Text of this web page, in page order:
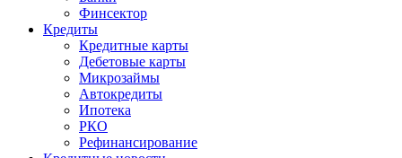
Финсектор
Кредиты
Кредитные карты
Дебетовые карты
Микрозаймы
Автокредиты
Ипотека
РКО
Рефинансирование